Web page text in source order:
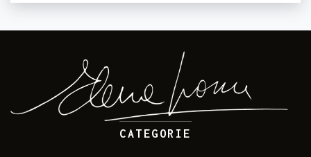
CATEGORIE